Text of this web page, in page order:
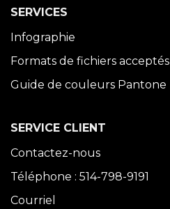
SERVICES
Infographie
Formats de fichiers acceptés
Guide de couleurs Pantone
SERVICE CLIENT
Contactez-nous
Téléphone : 514-798-9191
Courriel